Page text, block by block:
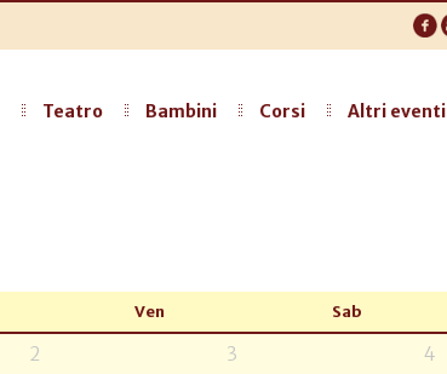
Teatro Bambini Corsi Altri eventi
Ven Sab
2 3 4